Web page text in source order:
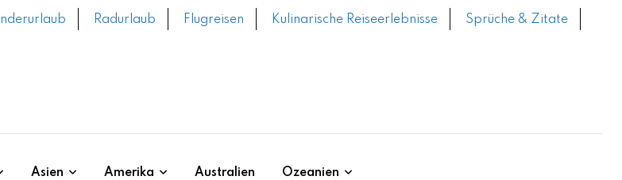
Radurlaub Flugreisen Kulinarische Reiseerlebnisse
Sprüche & Zitate
Asien Amerika Australien Ozeanien